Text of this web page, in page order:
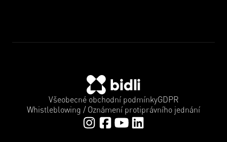
Všeobecné obchodní podmínkyGDPR
Whistleblowing / Oznámení protiprávního jednání